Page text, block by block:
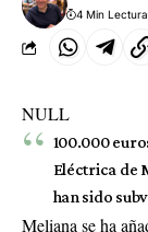
4 Min Lectura
NULL
100.000
Eléctrica de
han sido
Meliana se ha